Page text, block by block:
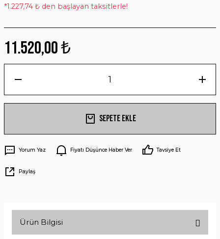
*1.227,74 ₺ den başlayan taksitlerle!
11.520,00 ₺
Sepete Ekle
Yorum Yaz Fiyatı Düşünce Haber Ver Tavsiye Et
Paylaş
Ürün Bilgisi